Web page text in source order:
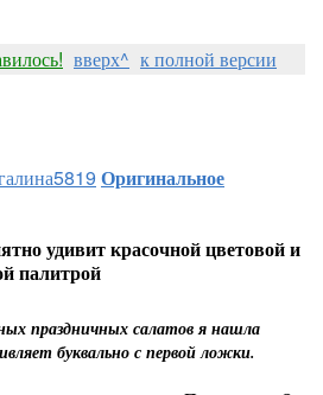
вверх^ к полной версии
Оригинальное
удивит красочной цветовой и
палитрой
праздничных салатов я нашла
буквально с первой ложки.